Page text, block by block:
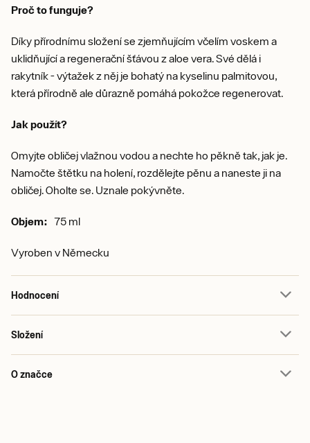
Proč to funguje?
Díky přírodnímu složení se zjemňujícím včelím voskem a
uklidňující a regenerační šťávou z aloe vera. Své dělá i
rakytník - výtažek z něj je bohatý na kyselinu palmitovou,
která přírodně ale důrazně pomáhá pokožce regenerovat.
Jak použít?
Omyjte obličej vlažnou vodou a nechte ho pěkně tak, jak je.
Namočte štětku na holení, rozdělejte pěnu a naneste ji na
obličej. Oholte se. Uznale pokývněte.
Objem: 75 ml
Vyroben v Německu
Hodnocení
Složení
O značce